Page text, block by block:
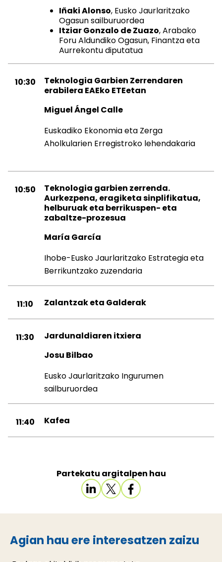
Iñaki Alonso, Eusko Jaurlaritzako
Ogasun sailburuordea
Itziar Gonzalo de Zuazo, Arabako
Foru Aldundiko Ogasun, Finantza eta
Aurrekontu diputatua
10:30
Teknologia Garbien Zerrendaren
erabilera EAEko ETEetan
Miguel Ángel Calle
Euskadiko Ekonomia eta Zerga
Aholkularien Erregistroko lehendakaria
10:50
Teknologia garbien zerrenda.
Aurkezpena, eragiketa sinplifikatua,
helburuak eta berrikuspen- eta
zabaltze-prozesua
María García
Ihobe-Eusko Jaurlaritzako Estrategia eta
Berrikuntzako zuzendaria
11:10 Zalantzak eta Galderak
11:30
Jardunaldiaren itxiera
Josu Bilbao
Eusko Jaurlaritzako Ingurumen
sailburuordea
11:40 Kafea
Partekatu argitalpen hau
Agian hau ere interesatzen zaizu